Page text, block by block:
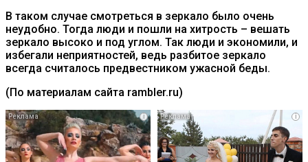
В таком случае смотреться в зеркало было очень
неудобно. Тогда люди и пошли на хитрость – вешать
зеркало высоко и под углом. Так люди и экономили, и
избегали неприятностей, ведь разбитое зеркало
всегда считалось предвестником ужасной беды.
(По материалам сайта rambler.ru)
i i